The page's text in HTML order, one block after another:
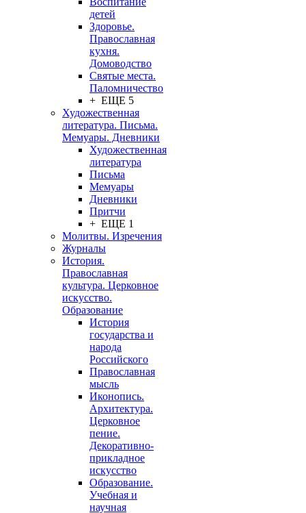
детей
Здоровье.
Православная
кухня.
Домоводство
Святые места.
Паломничество
+ ЕЩЕ 5
Художественная
литература. Письма.
Мемуары. Дневники
Художественная
литература
Письма
Мемуары
Дневники
Притчи
+ ЕЩЕ 1
Молитвы. Изречения
Журналы
История.
Православная
культура. Церковное
искусство.
Образование
История
государства и
народа
Российского
Православная
мысль
Иконопись.
Архитектура.
Церковное
пение.
Декоративно-
прикладное
искусство
Образование.
Учебная и
научная